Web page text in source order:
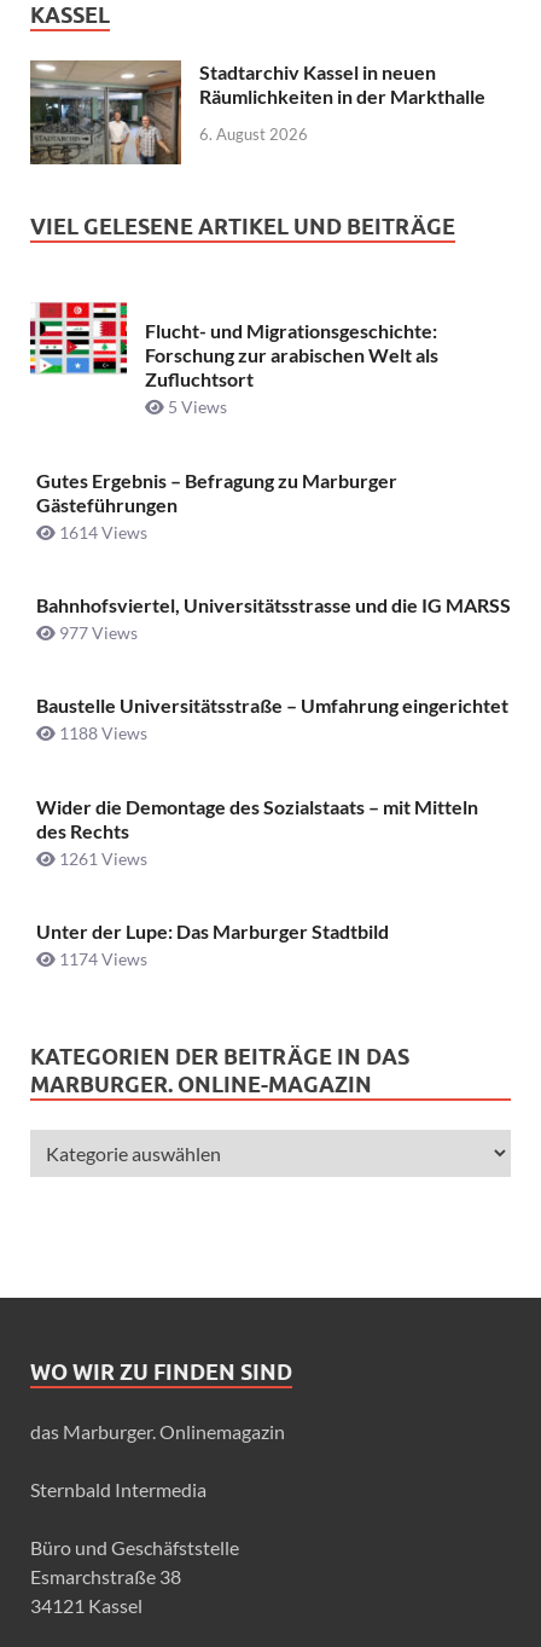
KASSEL
Stadtarchiv Kassel in neuen
Räumlichkeiten in der Markthalle
6. August 2026
VIEL GELESENE ARTIKEL UND BEITRÄGE
Flucht- und Migrationsgeschichte:
Forschung zur arabischen Welt als
Zufluchtsort
5 Views
Gutes Ergebnis – Befragung zu Marburger
Gästeführungen
1614 Views
Bahnhofsviertel, Universitätsstrasse und die IG MARSS
977 Views
Baustelle Universitätsstraße ­– Umfahrung eingerichtet
1188 Views
Wider die Demontage des Sozialstaats – mit Mitteln
des Rechts
1261 Views
Unter der Lupe: Das Marburger Stadtbild
1174 Views
KATEGORIEN DER BEITRÄGE IN DAS
MARBURGER. ONLINE-MAGAZIN
WO WIR ZU FINDEN SIND
das Marburger. Onlinemagazin
Sternbald Intermedia
Büro und Geschäfststelle
Esmarchstraße 38
34121 Kassel